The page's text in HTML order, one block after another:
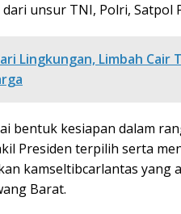
unsur TNI, Polri, Satpol
Lingkungan, Limbah Cair
bentuk kesiapan dalam
Presiden terpilih serta
kamseltibcarlantas yang
Barat.